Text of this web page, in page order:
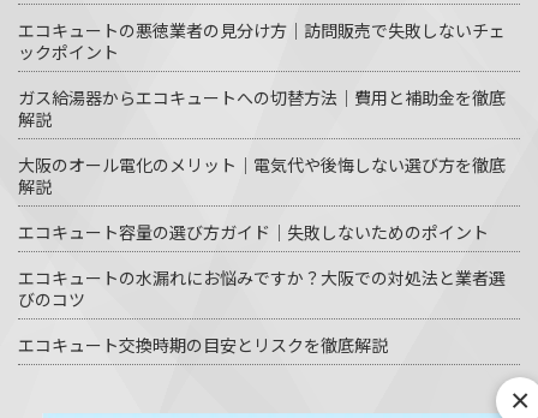
エコキュートの悪徳業者の見分け方｜訪問販売で失敗しないチェ
ックポイント
ガス給湯器からエコキュートへの切替方法｜費用と補助金を徹底
解説
大阪のオール電化のメリット｜電気代や後悔しない選び方を徹底
解説
エコキュート容量の選び方ガイド｜失敗しないためのポイント
エコキュートの水漏れにお悩みですか？大阪での対処法と業者選
びのコツ
エコキュート交換時期の目安とリスクを徹底解説
×